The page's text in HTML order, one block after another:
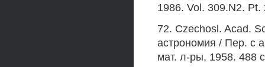
1986. Vol. 309.N2. Pt.
72. Czechosl. Acad.
астрономия / Пер. с
мат. л-ры, 1958. 488